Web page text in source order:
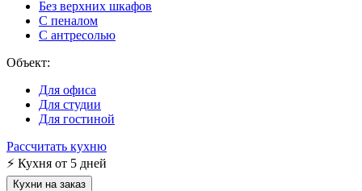
Без верхних шкафов
С пеналом
С антресолью
Объект:
Для офиса
Для студии
Для гостиной
Рассчитать кухню
⚡ Кухня от 5 дней
Кухни на заказ